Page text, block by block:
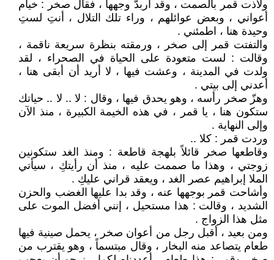
ولاذت قمر بالصمت ، وقد اربدّ وجهها ، فقال صخر : خيام
أعواني ، وبعض عوائلهم ، وراء تلك التلال ، أنتِ لستِ
وحيدة هنا ، اطمئني .
والتفتت قمر إلى صخر ، ورمقته بنظرة سريعة ناقمة ،
وقالت : لست متعودة على الحياة في الصحراء ، لقد
ولدت في المدينة ، وعشت فيها ، لا أريد أن أبقى هنا ،
أعدني إلى بيتي .
وهزّ صخر رأسه ، وهو يحدق فيها ، وقال : لا .. لا .. حياتك
ستكون هنا ، يا قمر ، في هذه الخيمة الكبيرة ، منذ الآن
وإلى النهاية .
وردت قمر : كلا ..
وقاطعها صخر قائلاً بلهجة قاطعة : ومنذ الغد ستكونين
زوجتي ، وهذا ما صممت عليه ، منذ أن رأيتكِ ، سيأتي
الملا إبراهيم عصر الغد ، ويعقد قراني عليكِ .
وأشاحت قمر بوجهها عنه ، وقد بدا عليها الغضب والحزن
الشديد ، وقالت : هذا مستحيل ، إنني أفضل الموت على
مثل هذا الزواج .
ومن بعيد ، أقبل رجل من أعوان صخر ، يحمل صينية فيها
طعام يتصاعد منه البخار ، وقال مبتسماً ، وهو يقترب من